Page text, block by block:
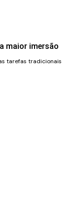
maior imersão
tarefas tradicionais